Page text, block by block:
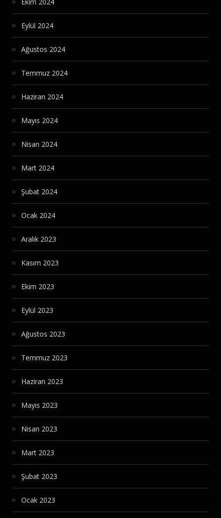
Eylül 2024
Ağustos 2024
Temmuz 2024
Haziran 2024
Mayıs 2024
Nisan 2024
Mart 2024
Şubat 2024
Ocak 2024
Aralık 2023
Kasım 2023
Ekim 2023
Eylül 2023
Ağustos 2023
Temmuz 2023
Haziran 2023
Mayıs 2023
Nisan 2023
Mart 2023
Şubat 2023
Ocak 2023